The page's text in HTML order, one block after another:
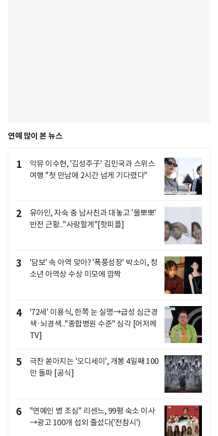
연예 많이 본 뉴스
1
악뮤 이수현, '김성주子' 김민국과 스위스
여행 "첫 만남에 2시간 넘게 기다렸다"
2
유아인, 자숙 중 남사친과 대놓고 '볼뽀뽀'
반전 근황.."사랑할게"[핫피플]
3
'담보' 속 아역 맞아? '폭풍성장' 박소이, 청
소년 아역상 수상 미모에 깜짝
4
'72세' 이용식, 한쪽 눈 실명→급성 심근경
색·뇌경색.."종합병원 수준" 심각 [어저께
TV]
5
극찬 쏟아지는 '오디세이', 개봉 4일째 100
만 돌파 [공식]
6
"연예인 병 조심" 리센느, 99평 숙소 이사
→광고 100개 섭외 줄섰다('전참시')